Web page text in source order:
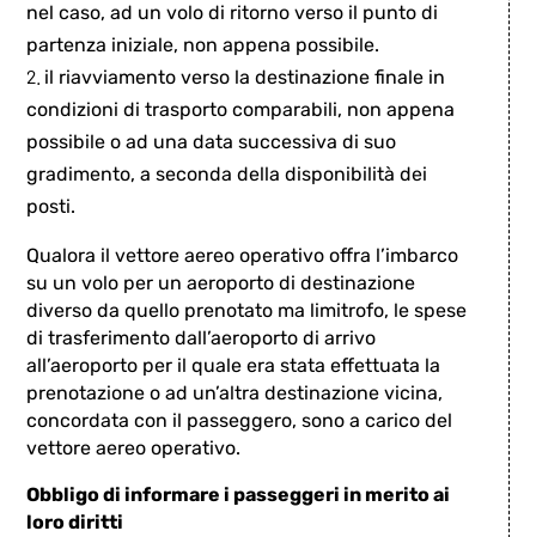
nel caso, ad un volo di ritorno verso il punto di
partenza iniziale, non appena possibile.
il riavviamento verso la destinazione finale in
condizioni di trasporto comparabili, non appena
possibile o ad una data successiva di suo
gradimento, a seconda della disponibilità dei
posti.
Qualora il vettore aereo operativo offra l’imbarco
su un volo per un aeroporto di destinazione
diverso da quello prenotato ma limitrofo, le spese
di trasferimento dall’aeroporto di arrivo
all’aeroporto per il quale era stata effettuata la
prenotazione o ad un’altra destinazione vicina,
concordata con il passeggero, sono a carico del
vettore aereo operativo.
Obbligo di informare i passeggeri in merito ai
loro diritti